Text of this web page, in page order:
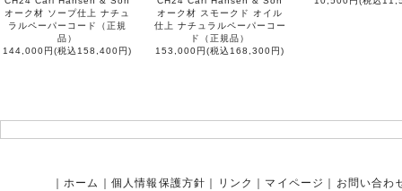
オーク材 ソープ仕上 ナチュ
ラルペーパーコード（正規
品）
144,000円(税込158,400円)
オーク材 スモークド オイル
仕上 ナチュラルペーパーコー
ド（正規品）
153,000円(税込168,300円)
ホーム 個人情報保護方針 リンク マイページ お問い合わ